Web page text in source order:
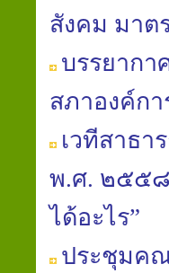
สังคม มาต
บรรยากา
สภาองค์ก
เวทีสาธ
พ.ศ. ๒๕๕๘
ได้อะไร”
ประชุมค